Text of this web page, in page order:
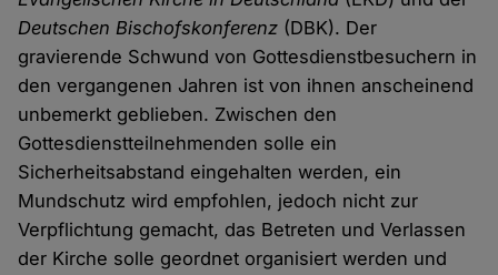
Deutschen Bischofskonferenz (DBK). Der
gravierende Schwund von Gottesdienstbesuchern in
den vergangenen Jahren ist von ihnen anscheinend
unbemerkt geblieben. Zwischen den
Gottesdienstteilnehmenden solle ein
Sicherheitsabstand eingehalten werden, ein
Mundschutz wird empfohlen, jedoch nicht zur
Verpflichtung gemacht, das Betreten und Verlassen
der Kirche solle geordnet organisiert werden und